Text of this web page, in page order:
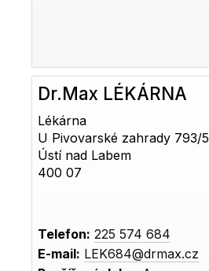
Dr.Max LÉKÁRNA
Lékárna
U Pivovarské zahrady 793/5
Ústí nad Labem
400 07
Telefon: 225 574 684
E-mail: LEK684@drmax.cz